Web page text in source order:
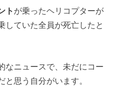
ト が乗ったヘリコプターが
していた全員が死亡したと
なニュースで、未だにコー
と思う自分がいます。